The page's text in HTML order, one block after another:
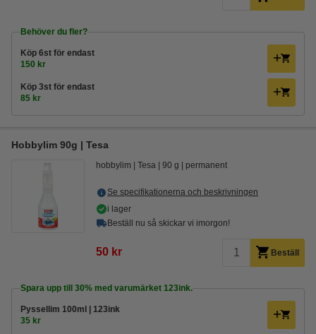
Behöver du fler?
Köp 6st för endast
150 kr
Köp 3st för endast
85 kr
Hobbylim 90g | Tesa
hobbylim Tesa 90 g permanent
Se specifikationerna och beskrivningen
i lager
Beställ nu så skickar vi imorgon!
50 kr Beställ
Spara upp till 30% med varumärket 123ink.
Pyssellim 100ml | 123ink
35 kr